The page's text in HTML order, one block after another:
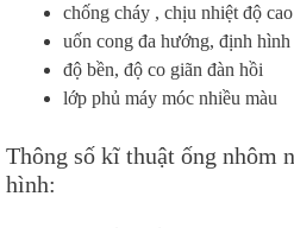
chống cháy , chịu nhiệt độ
uốn cong đa hướng, định hình
độ bền, độ co giãn đàn hồi
lớp phủ máy móc nhiều màu
Thông số kĩ thuật ống nhôm
hình: